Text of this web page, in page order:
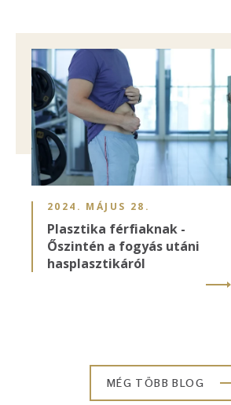
Image
2024. MÁJUS 28.
Plasztika férfiaknak -
Őszintén a fogyás utáni
hasplasztikáról
MÉG TÖBB BLOG